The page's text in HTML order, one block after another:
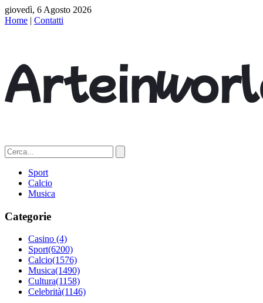
giovedì, 6 Agosto 2026
Home | Contatti
Sport
Calcio
Musica
Categorie
Casino (4)
Sport(6200)
Calcio(1576)
Musica(1490)
Cultura(1158)
Celebrità(1146)